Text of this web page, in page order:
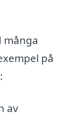
många
på
av